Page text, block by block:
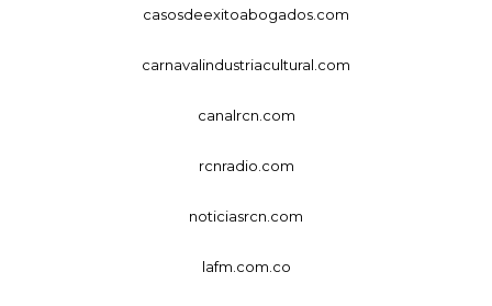
casosdeexitoabogados.com
carnavalindustriacultural.com
canalrcn.com
rcnradio.com
noticiasrcn.com
lafm.com.co